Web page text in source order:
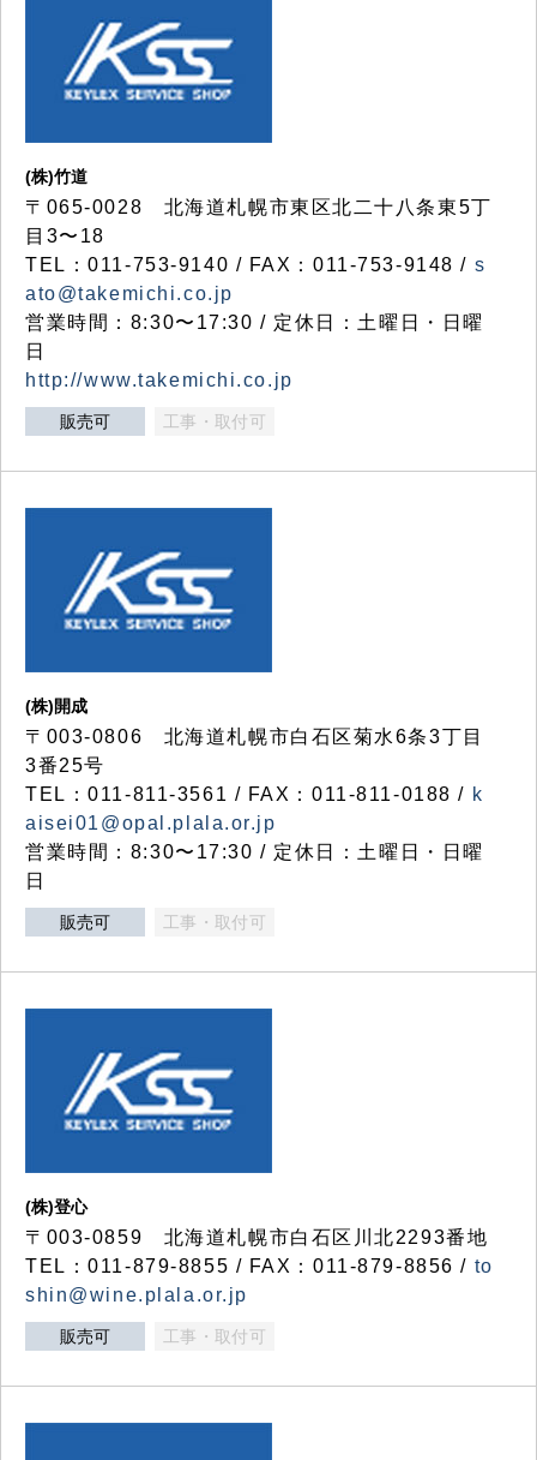
(株)竹道
〒065-0028 北海道札幌市東区北二十八条東5丁
目3〜18
TEL：011-753-9140 / FAX：011-753-9148 / s
ato@takemichi.co.jp
営業時間：8:30〜17:30 / 定休日：土曜日・日曜
日
http://www.takemichi.co.jp
販売可 工事・取付可
(株)開成
〒003-0806 北海道札幌市白石区菊水6条3丁目
3番25号
TEL：011-811-3561 / FAX：011-811-0188 / k
aisei01@opal.plala.or.jp
営業時間：8:30〜17:30 / 定休日：土曜日・日曜
日
販売可 工事・取付可
(株)登心
〒003-0859 北海道札幌市白石区川北2293番地
TEL：011-879-8855 / FAX：011-879-8856 / to
shin@wine.plala.or.jp
販売可 工事・取付可